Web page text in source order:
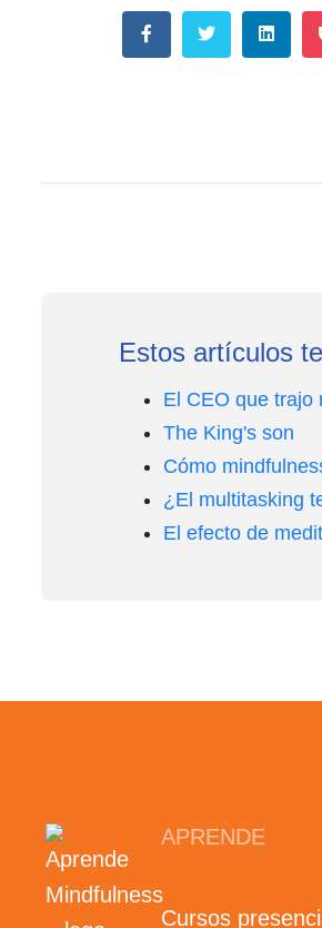
Estos artículos
El CEO que trajo
The King's son
Cómo
¿El multitasking
El efecto de
APRENDE
Cursos